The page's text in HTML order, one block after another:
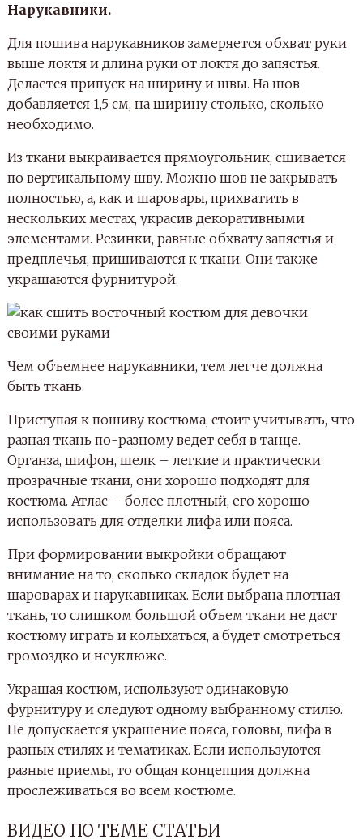
Нарукавники.
Для пошива нарукавников замеряется обхват руки
выше локтя и длина руки от локтя до запястья.
Делается припуск на ширину и швы. На шов
добавляется 1,5 см, на ширину столько, сколько
необходимо.
Из ткани выкраивается прямоугольник, сшивается
по вертикальному шву. Можно шов не закрывать
полностью, а, как и шаровары, прихватить в
нескольких местах, украсив декоративными
элементами. Резинки, равные обхвату запястья и
предплечья, пришиваются к ткани. Они также
украшаются фурнитурой.
Чем объемнее нарукавники, тем легче должна
быть ткань.
Приступая к пошиву костюма, стоит учитывать, что
разная ткань по-разному ведет себя в танце.
Органза, шифон, шелк – легкие и практически
прозрачные ткани, они хорошо подходят для
костюма. Атлас – более плотный, его хорошо
использовать для отделки лифа или пояса.
При формировании выкройки обращают
внимание на то, сколько складок будет на
шароварах и нарукавниках. Если выбрана плотная
ткань, то слишком большой объем ткани не даст
костюму играть и колыхаться, а будет смотреться
громоздко и неуклюже.
Украшая костюм, используют одинаковую
фурнитуру и следуют одному выбранному стилю.
Не допускается украшение пояса, головы, лифа в
разных стилях и тематиках. Если используются
разные приемы, то общая концепция должна
прослеживаться во всем костюме.
ВИДЕО ПО ТЕМЕ СТАТЬИ